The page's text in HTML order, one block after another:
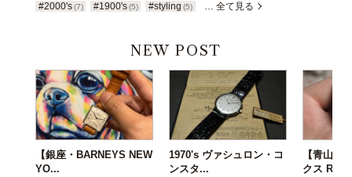
#2000's (7) #1900's(5) #styling (5) … 全て見る
NEW POST
【銀座・BARNEYS NEW
YO...
1970's ヴァシュロン・コ
ンスタ...
【青山店
クス R...